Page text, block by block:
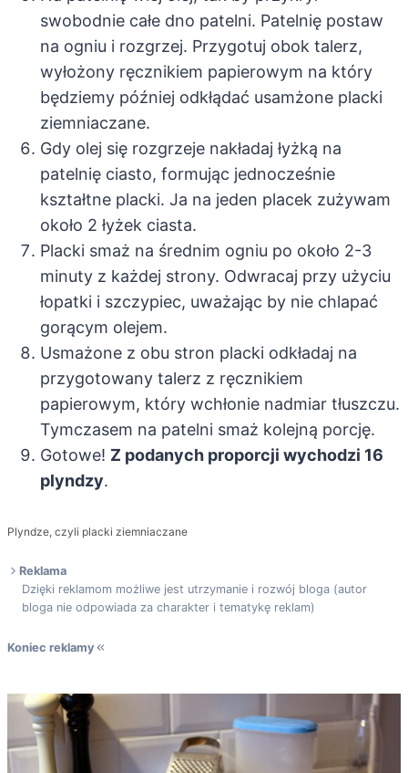
swobodnie całe dno patelni. Patelnię postaw
na ogniu i rozgrzej. Przygotuj obok talerz,
wyłożony ręcznikiem papierowym na który
będziemy później odkłądać usamżone placki
ziemniaczane.
Gdy olej się rozgrzeje nakładaj łyżką na
patelnię ciasto, formując jednocześnie
kształtne placki. Ja na jeden placek zużywam
około 2 łyżek ciasta.
Placki smaż na średnim ogniu po około 2-3
minuty z każdej strony. Odwracaj przy użyciu
łopatki i szczypiec, uważając by nie chlapać
gorącym olejem.
Usmażone z obu stron placki odkładaj na
przygotowany talerz z ręcznikiem
papierowym, który wchłonie nadmiar tłuszczu.
Tymczasem na patelni smaż kolejną porcję.
Gotowe! Z podanych proporcji wychodzi 16
plyndzy.
Plyndze, czyli placki ziemniaczane
Reklama
Dzięki reklamom możliwe jest utrzymanie i rozwój bloga (autor
bloga nie odpowiada za charakter i tematykę reklam)
Koniec reklamy